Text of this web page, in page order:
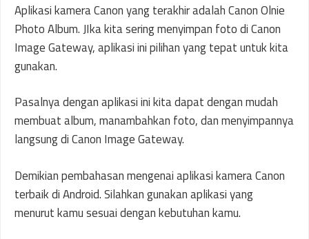
Aplikasi kamera Canon yang terakhir adalah Canon Olnie
Photo Album. JIka kita sering menyimpan foto di Canon
Image Gateway, aplikasi ini pilihan yang tepat untuk kita
gunakan.
Pasalnya dengan aplikasi ini kita dapat dengan mudah
membuat album, manambahkan foto, dan menyimpannya
langsung di Canon Image Gateway.
Demikian pembahasan mengenai aplikasi kamera Canon
terbaik di Android. Silahkan gunakan aplikasi yang
menurut kamu sesuai dengan kebutuhan kamu.